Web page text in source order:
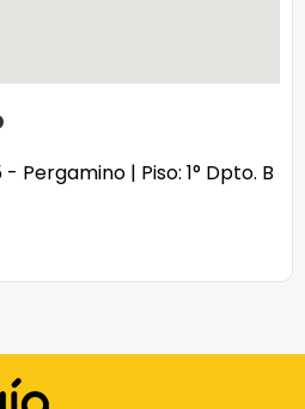
Pergamino | Piso: 1° Dpto. B